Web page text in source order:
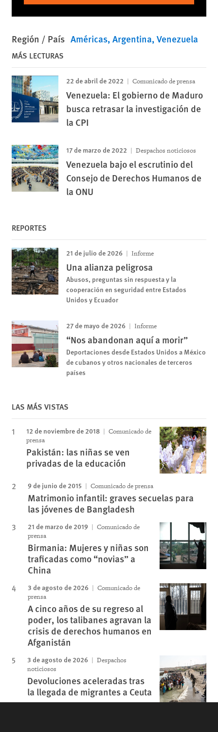
Región / País Américas Argentina Venezuela
MÁS LECTURAS
22 de abril de 2022 Comunicado de prensa
Venezuela: El gobierno de Maduro
busca retrasar la investigación de
la CPI
17 de marzo de 2022 Despachos noticiosos
Venezuela bajo el escrutinio del
Consejo de Derechos Humanos de
la ONU
REPORTES
21 de julio de 2026 Informe
Una alianza peligrosa
Abusos, preguntas sin respuesta y la
cooperación en seguridad entre Estados
Unidos y Ecuador
27 de mayo de 2026 Informe
“Nos abandonan aquí a morir”
Deportaciones desde Estados Unidos a México
de cubanos y otros nacionales de terceros
países
LAS MÁS VISTAS
12 de noviembre de 2018
Comunicado de
prensa
Pakistán: las niñas se ven
privadas de la educación
9 de junio de 2015 Comunicado de prensa
Matrimonio infantil: graves secuelas para
las jóvenes de Bangladesh
21 de marzo de 2019
Comunicado de
prensa
Birmania: Mujeres y niñas son
traficadas como “novias” a
China
3 de agosto de 2026
Comunicado de
prensa
A cinco años de su regreso al
poder, los talibanes agravan la
crisis de derechos humanos en
Afganistán
3 de agosto de 2026
Despachos
noticiosos
Devoluciones aceleradas tras
la llegada de migrantes a Ceuta